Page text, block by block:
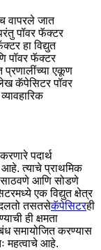
वापरले जात
पॉवर फॅक्टर
हा विद्युत
पॉवर फॅक्टर
प्रणालींच्या एकूण
लेख कॅपेसिटर पॉवर
पदार्थ
त्याचे प्राथमिक
साठवणे आणि सोडणे
एक विद्युत क्षेत्र
तसतसेकॅपेसिटरही
ही क्षमता
समायोजित करण्यास
महत्वाचे आहे.